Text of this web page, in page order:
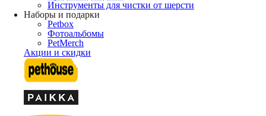
Инструменты для чистки от шерсти
Наборы и подарки
Petbox
Фотоальбомы
PetMerch
Акции и скидки